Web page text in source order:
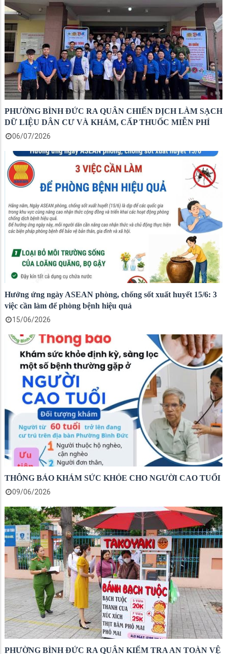
PHƯỜNG BÌNH ĐỨC RA QUÂN CHIẾN DỊCH LÀM SẠCH
DỮ LIỆU DÂN CƯ VÀ KHÁM, CẤP THUỐC MIỄN PHÍ
06/07/2026
Hưởng ứng ngày ASEAN phòng, chống sốt xuất huyết 15/6: 3
việc cần làm để phòng bệnh hiệu quả
15/06/2026
THÔNG BÁO KHÁM SỨC KHỎE CHO NGƯỜI CAO TUỔI
09/06/2026
PHƯỜNG BÌNH ĐỨC RA QUÂN KIỂM TRA AN TOÀN VỆ